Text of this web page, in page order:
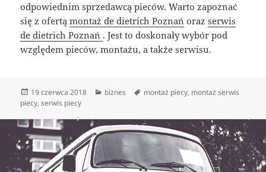
odpowiednim sprzedawcą pieców. Warto zapoznać
się z ofertąmontaż de dietrich Poznań orazserwis
de dietrich Poznań . Jest to doskonały wybór pod
względem pieców, montażu, a także serwisu.
Data
publikacji
19 czerwca 2018 Kategorie
biznes Tagi
montaż piecy, montaż serwis
piecy,serwis piecy